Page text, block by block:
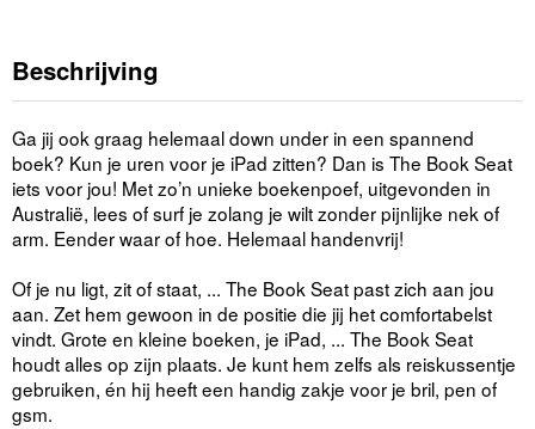
Beschrijving
Ga jij ook graag helemaal down under in een spannend
boek? Kun je uren voor je iPad zitten? Dan is The Book Seat
iets voor jou! Met zo’n unieke boekenpoef, uitgevonden in
Australië, lees of surf je zolang je wilt zonder pijnlijke nek of
arm. Eender waar of hoe. Helemaal handenvrij!
Of je nu ligt, zit of staat, ... The Book Seat past zich aan jou
aan. Zet hem gewoon in de positie die jij het comfortabelst
vindt. Grote en kleine boeken, je iPad, ... The Book Seat
houdt alles op zijn plaats. Je kunt hem zelfs als reiskussentje
gebruiken, én hij heeft een handig zakje voor je bril, pen of
gsm.